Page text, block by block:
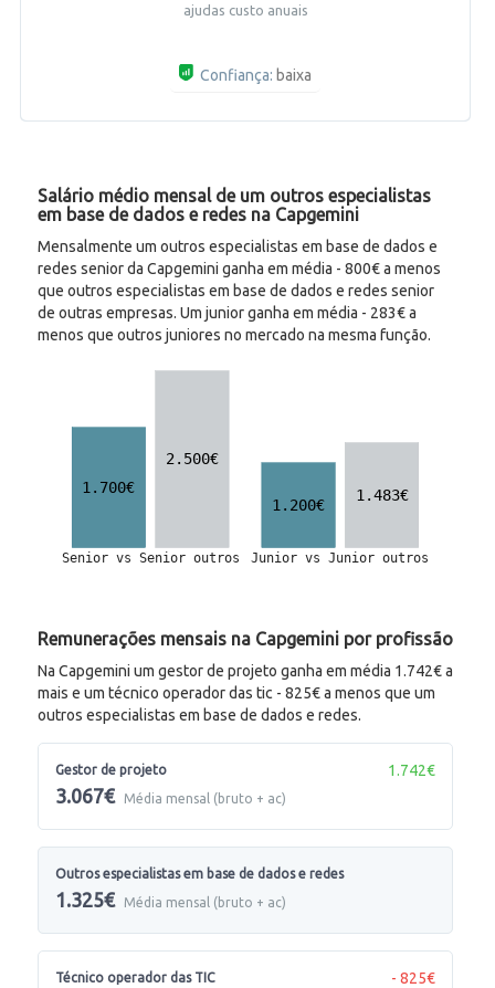
ajudas custo anuais
Confiança: baixa
Salário médio mensal de um outros especialistas
em base de dados e redes na Capgemini
Mensalmente um outros especialistas em base de dados e
redes senior da Capgemini ganha em média - 800€ a menos
que outros especialistas em base de dados e redes senior
de outras empresas. Um junior ganha em média - 283€ a
menos que outros juniores no mercado na mesma função.
Remunerações mensais na Capgemini por profissão
Na Capgemini um gestor de projeto ganha em média 1.742€ a
mais e um técnico operador das tic - 825€ a menos que um
outros especialistas em base de dados e redes.
Gestor de projeto
3.067€ Média mensal (bruto + ac)
1.742€
Outros especialistas em base de dados e redes
1.325€ Média mensal (bruto + ac)
Técnico operador das TIC - 825€